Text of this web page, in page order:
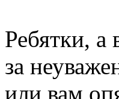
Ребятки, а
за
или вам